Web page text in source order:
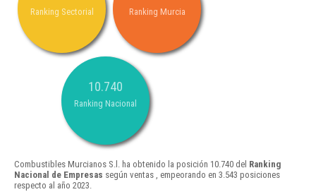
Ranking Sectorial Ranking Murcia
10.740
Ranking Nacional
Combustibles Murcianos S.l. ha obtenido la posición 10.740 del Ranking
Nacional de Empresas según ventas , empeorando en 3.543 posiciones
respecto al año 2023.